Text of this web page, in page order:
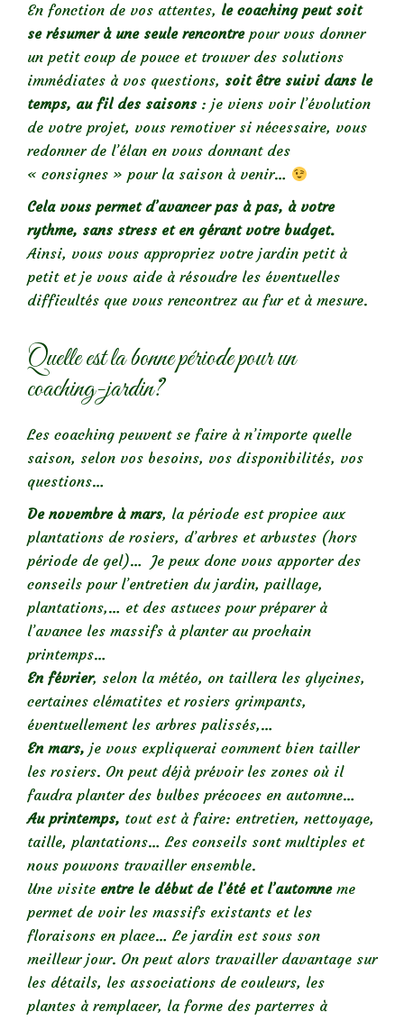
En fonction de vos attentes, le coaching peut soit
se résumer à une seule rencontrepour vous donner
un petit coup de pouce et trouver des solutions
immédiates à vos questions, soit être suivi dans le
temps, au fil des saisons : je viens voir l’évolution
de votre projet, vous remotiver si nécessaire, vous
redonner de l’élan en vous donnant des
« consignes » pour la saison à venir…
Cela vous permet d’avancer pas à pas, à votre
rythme, sans stress et en gérant votre budget.
Ainsi, vous vous appropriez votre jardin petit à
petit et je vous aide à résoudre les éventuelles
difficultés que vous rencontrez au fur et à mesure.
Quelle est la bonne période pour un
coaching-jardin?
Les coaching peuvent se faire à n’importe quelle
saison, selon vos besoins, vos disponibilités, vos
questions…
De novembre à mars, la période est propice aux
plantations de rosiers, d’arbres et arbustes (hors
période de gel)… Je peux donc vous apporter des
conseils pour l’entretien du jardin, paillage,
plantations,… et des astuces pour préparer à
l’avance les massifs à planter au prochain
printemps…
En février, selon la météo, on taillera les glycines,
certaines clématites et rosiers grimpants,
éventuellement les arbres palissés,…
En mars, je vous expliquerai comment bien tailler
les rosiers. On peut déjà prévoir les zones où il
faudra planter des bulbes précoces en automne…
Au printemps, tout est à faire: entretien, nettoyage,
taille, plantations… Les conseils sont multiples et
nous pouvons travailler ensemble.
Une visite entre le début de l’été et l’automneme
permet de voir les massifs existants et les
floraisons en place… Le jardin est sous son
meilleur jour. On peut alors travailler davantage sur
les détails, les associations de couleurs, les
plantes à remplacer, la forme des parterres à